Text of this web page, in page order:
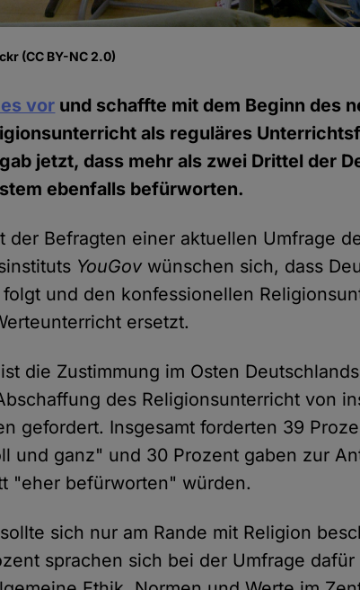
(CC BY-NC 2.0)
vor und schaffte mit dem Beginn des
als reguläres
jetzt, dass mehr als zwei Drittel der
ebenfalls befürworten.
der Befragten einer aktuellen Umfrage
YouGovwünschen sich, dass
und den konfessionellen
ersetzt.
die Zustimmung im Osten
des Religionsunterricht von
gefordert. Insgesamt forderten 39
und ganz" und 30 Prozent gaben zur
"eher befürworten" würden.
sich nur am Rande mit Religion
sprachen sich bei der Umfrage dafür